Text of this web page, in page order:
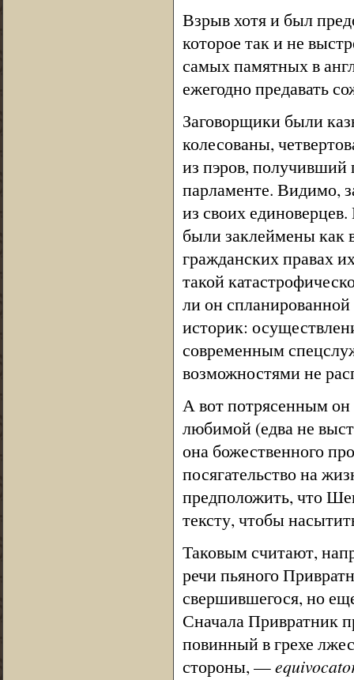
Взрыв хотя и был
которое так и не
самых памятных в
ежегодно предавать
Заговорщики были
колесованы,
из пэров, получивший
парламенте. Видимо,
из своих
были заклеймены как
гражданских правах
такой
ли он
историк:
современным
возможностями не
А вот потрясенным он
любимой (едва не
она божественного
посягательство на
предположить, что
тексту, чтобы
Таковым считают,
речи пьяного
свершившегося, но
Сначала Привратник
повинный в грехе
стороны, —